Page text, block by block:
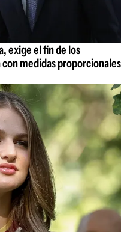
exige el fin de los
medidas proporcionales